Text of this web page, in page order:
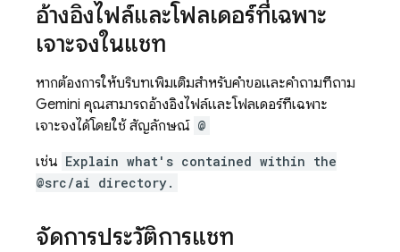
อ้างอิงไฟล์และโฟลเดอร์ที่เฉพาะ
เจาะจงในแชท
หากต้องการให้บริบทเพิ่มเติมสำหรับคำขอและคำถามที่ถาม
Gemini คุณสามารถอ้างอิงไฟล์และโฟลเดอร์ที่เฉพาะ
เจาะจงได้โดยใช้ สัญลักษณ์ @
เช่น Explain what's contained within the
@src/ai directory.
จัดการประวัติการแชท